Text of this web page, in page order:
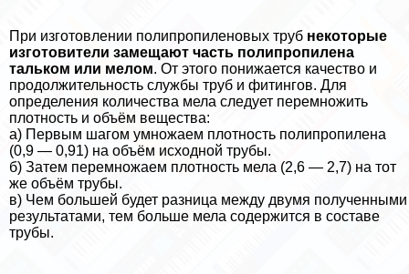
При изготовлении полипропиленовых труб некоторые
изготовители замещают часть полипропилена
тальком или мелом. От этого понижается качество и
продолжительность службы труб и фитингов. Для
определения количества мела следует перемножить
плотность и объём вещества:
а) Первым шагом умножаем плотность полипропилена
(0,9 — 0,91) на объём исходной трубы.
б) Затем перемножаем плотность мела (2,6 — 2,7) на тот
же объём трубы.
в) Чем большей будет разница между двумя полученными
результатами, тем больше мела содержится в составе
трубы.